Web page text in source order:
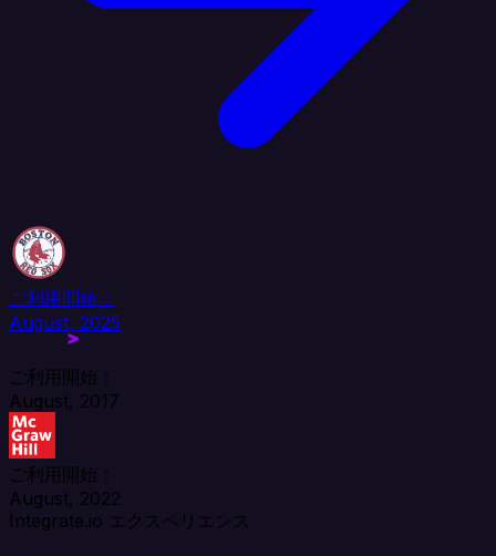
ご利用開始：
August, 2025
ご利用開始：
August, 2017
ご利用開始：
August, 2022
Integrate.io エクスペリエンス